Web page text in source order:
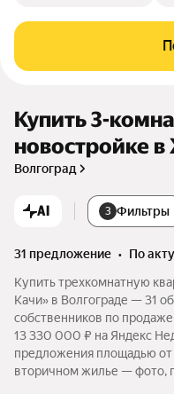
Купить 3-
новостройке
Волгоград
AI 3 Фильтры
31 предложение •
по
Купить трехкомнатную
Качи» в Волгограде — 31
собственников по
13 330 000 ₽ на Яндекс
предложения площадью от
вторичном жилье — фото,